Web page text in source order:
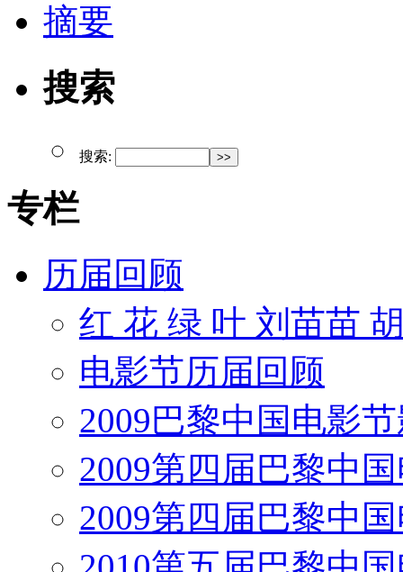
摘要
搜索
搜索:
专栏
历届回顾
红 花 绿 叶 刘苗苗
电影节历届回顾
2009巴黎中国电影
2009第四届巴黎中
2009第四届巴黎中